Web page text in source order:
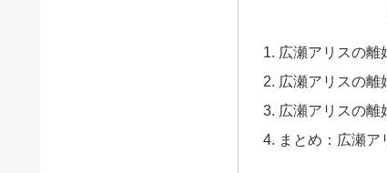
広瀬アリスの離
広瀬アリスの離
広瀬アリスの離
まとめ：広瀬